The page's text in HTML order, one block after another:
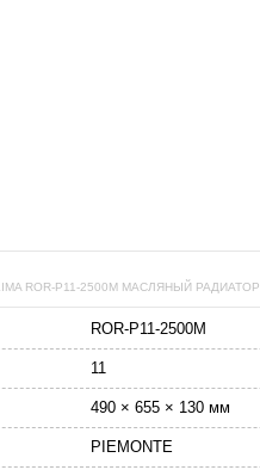
ROR-P11-2500M МАСЛЯНЫЙ РАДИАТОР
ROR-P11-2500M
11
490 × 655 × 130 мм
PIEMONTE